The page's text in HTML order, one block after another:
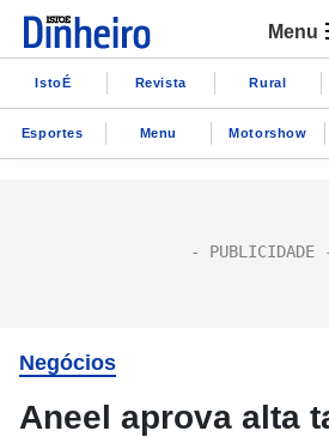
Menu
IstoÉ Revista Rural
Esportes Menu Motorshow
Negócios
Aneel aprova alta